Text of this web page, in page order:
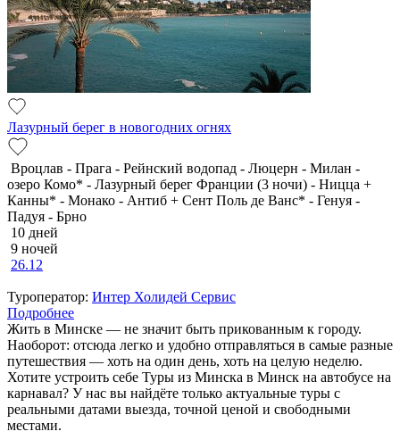
Лазурный берег в новогодних огнях
Вроцлав - Прага - Рейнский водопад - Люцерн - Милан -
озеро Комо* - Лазурный берег Франции (3 ночи) - Ницца +
Канны* - Монако - Антиб + Сент Поль де Ванс* - Генуя -
Падуя - Брно
10 дней
9 ночей
26.12
Туроператор: Интер Холидей Сервис
Подробнее
Жить в Минске — не значит быть прикованным к городу.
Наоборот: отсюда легко и удобно отправляться в самые разные
путешествия — хоть на один день, хоть на целую неделю.
Хотите устроить себе Туры из Минска в Минск на автобусе на
карнавал? У нас вы найдёте только актуальные туры с
реальными датами выезда, точной ценой и свободными
местами.